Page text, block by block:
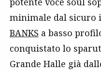
minimale dal sicuro
BANKS a basso
conquistato lo
Grande Halle già